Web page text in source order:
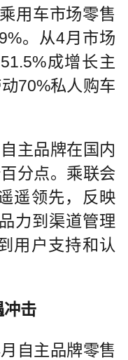
用车市场零售
。从4月市场
成增长主
70%私人购车
主品牌在国内
分点。乘联会
遥领先，反映
力到渠道管理
用户支持和认
冲击
自主品牌零售